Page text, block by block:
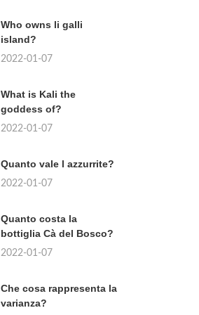
Who owns li galli
island?
2022-01-07
What is Kali the
goddess of?
2022-01-07
Quanto vale l azzurrite?
2022-01-07
Quanto costa la
bottiglia Cà del Bosco?
2022-01-07
Che cosa rappresenta la
varianza?